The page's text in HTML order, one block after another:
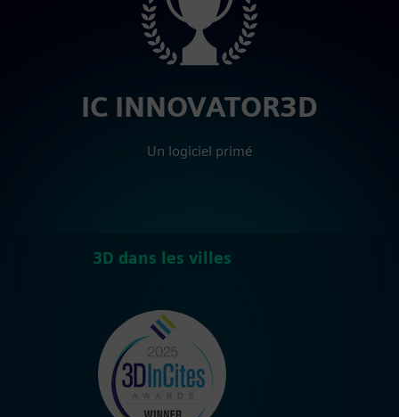
IC INNOVATOR3D
Un logiciel primé
3D dans les villes